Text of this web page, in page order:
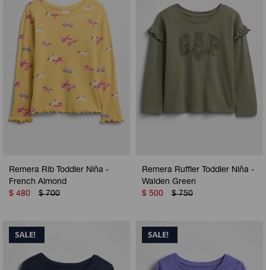
Remera Rib Toddler Niña -
French Almond
$ 480 $ 700
Remera Ruffler Toddler Niña -
Walden Green
$ 500 $ 750